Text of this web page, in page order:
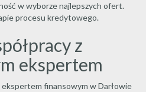
w wyborze najlepszych ofert.
procesu kredytowego.
z
ekspertem
finansowym w Darłowie